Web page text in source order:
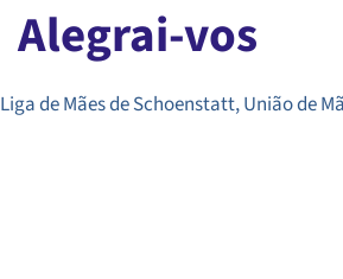
Alegrai-vos
Liga de Mães de Schoenstatt,União de